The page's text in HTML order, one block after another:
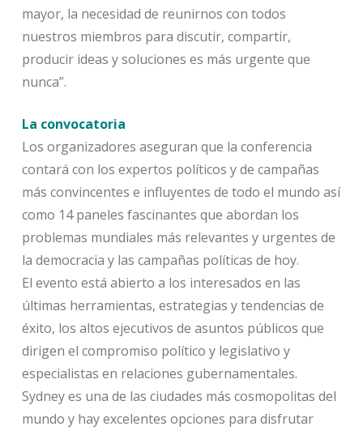
mayor, la necesidad de reunirnos con todos
nuestros miembros para discutir, compartir,
producir ideas y soluciones es más urgente que
nunca”.
La convocatoria
Los organizadores aseguran que la conferencia
contará con los expertos políticos y de campañas
más convincentes e influyentes de todo el mundo así
como 14 paneles fascinantes que abordan los
problemas mundiales más relevantes y urgentes de
la democracia y las campañas políticas de hoy.
El evento está abierto a los interesados en las
últimas herramientas, estrategias y tendencias de
éxito, los altos ejecutivos de asuntos públicos que
dirigen el compromiso político y legislativo y
especialistas en relaciones gubernamentales.
Sydney es una de las ciudades más cosmopolitas del
mundo y hay excelentes opciones para disfrutar